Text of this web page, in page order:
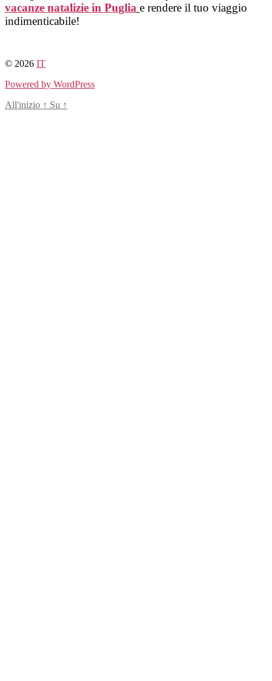
vacanze natalizie in Puglia e rendere il tuo viaggio
indimenticabile!
© 2026 IT
Powered by WordPress
All'inizio ↑ Su ↑